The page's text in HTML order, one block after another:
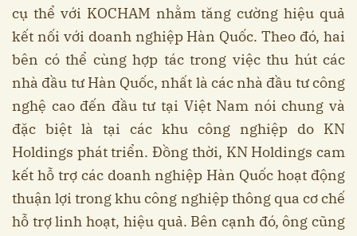
cụ thể với KOCHAM nhằm tăng cường hiệu quả
kết nối với doanh nghiệp Hàn Quốc. Theo đó, hai
bên có thể cùng hợp tác trong việc thu hút các
nhà đầu tư Hàn Quốc, nhất là các nhà đầu tư công
nghệ cao đến đầu tư tại Việt Nam nói chung và
đặc biệt là tại các khu công nghiệp do KN
Holdings phát triển. Đồng thời, KN Holdings cam
kết hỗ trợ các doanh nghiệp Hàn Quốc hoạt động
thuận lợi trong khu công nghiệp thông qua cơ chế
hỗ trợ linh hoạt, hiệu quả. Bên cạnh đó, ông cũng